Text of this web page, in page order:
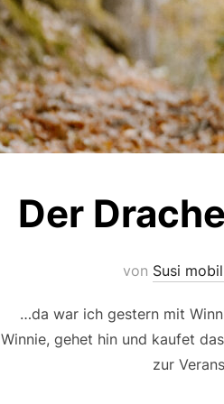
Der
von Susi
…da war ich gestern mit
Winnie, gehet hin und kaufet
zur